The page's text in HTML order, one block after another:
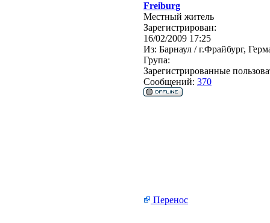
Freiburg
Местный житель
Зарегистрирован:
16/02/2009 17:25
Из: Барнаул / г.Фрайбург,
Група:
Зарегистрированные
Сообщений: 370
Перенос